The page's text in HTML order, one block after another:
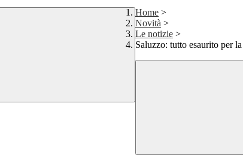
Home >
Novità >
Le notizie >
Saluzzo: tutto esaurito per